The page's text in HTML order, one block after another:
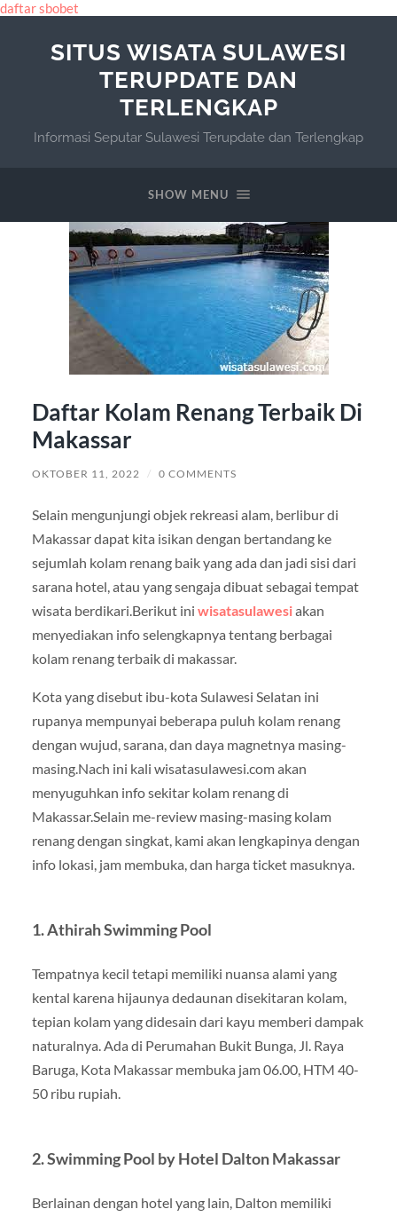
daftar sbobet
SITUS WISATA SULAWESI
TERUPDATE DAN
TERLENGKAP
Informasi Seputar Sulawesi Terupdate dan Terlengkap
SHOW MENU
Daftar Kolam Renang Terbaik Di
Makassar
OKTOBER 11, 2022 / 0 COMMENTS
Selain mengunjungi objek rekreasi alam, berlibur di
Makassar dapat kita isikan dengan bertandang ke
sejumlah kolam renang baik yang ada dan jadi sisi dari
sarana hotel, atau yang sengaja dibuat sebagai tempat
wisata berdikari.Berikut ini wisatasulawesiakan
menyediakan info selengkapnya tentang berbagai
kolam renang terbaik di makassar.
Kota yang disebut ibu-kota Sulawesi Selatan ini
rupanya mempunyai beberapa puluh kolam renang
dengan wujud, sarana, dan daya magnetnya masing-
masing.Nach ini kali wisatasulawesi.com akan
menyuguhkan info sekitar kolam renang di
Makassar.Selain me-review masing-masing kolam
renang dengan singkat, kami akan lengkapinya dengan
info lokasi, jam membuka, dan harga ticket masuknya.
1. Athirah Swimming Pool
Tempatnya kecil tetapi memiliki nuansa alami yang
kental karena hijaunya dedaunan disekitaran kolam,
tepian kolam yang didesain dari kayu memberi dampak
naturalnya. Ada di Perumahan Bukit Bunga, Jl. Raya
Baruga, Kota Makassar membuka jam 06.00, HTM 40-
50 ribu rupiah.
2. Swimming Pool by Hotel Dalton Makassar
Berlainan dengan hotel yang lain, Dalton memiliki